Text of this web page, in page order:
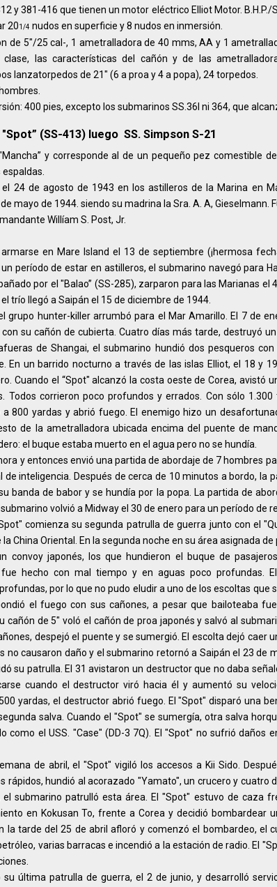
y 381-416 que tienen un motor eléctrico Elliot Motor. B.H.P./
201/4 nudos en superficie y 8 nudos en inmersión.
de 5"/25 cal-, 1 ametralladora de 40 mms, AA y 1
las características del cañón y de las
lanzatorpedos de 21" (6 a proa y 4 a popa), 24 torpedos.
400 pies, excepto los submarinos SS.36I ni 364, que
(SS-413) luego SS. Simpson S-21
y corresponde al de un pequeño pez comestible
24 de agosto de 1943 en los astilleros de la Marina en
mayo de 1944. siendo su madrina la Sra. A. A, Gieselmann.
Willíam S. Post, Jr.
en Mare Island el 13 de septiembre (¡hermosa
período de estar en astilleros, el submarino navegó para
por el "Balao” (SS-285), zarparon para las Marianas el
trío llegó a Saipán el 15 de diciembre de 1944.
grupo hunter-killer arrumbó para el Mar Amarillo. El 7 de
su cañón de cubierta. Cuatro días más tarde, destruyó
de Shangai, el submarino hundió dos pesqueros
En un barrido nocturno a través de las islas Elliot, el 18 y
Cuando el “Spot" alcanzó la costa oeste de Corea, avistó
Todos corrieron poco profundos y errados. Con sólo
800 yardas y abrió fuego. El enemigo hizo un
de la ametralladora ubicada encima del puente de
el buque estaba muerto en el agua pero no se hundía.
y entonces envió una partida de abordaje de 7 hombres
de inteligencia. Después de cerca de 10 minutos a bordo, la
banda de babor y se hundía por la popa. La partida de
volvió a Midway el 30 de enero para un período de
comienza su segunda patrulla de guerra junto con el
China Oriental. En la segunda noche en su área asignada
convoy japonés, los que hundieron el buque de
fue hecho con mal tiempo y en aguas poco profundas.
por lo que no pudo eludir a uno de los escoltas que
el fuego con sus cañones, a pesar que bailoteaba
cañón de 5" voló el cañón de proa japonés y salvó al
despejó el puente y se sumergió. El escolta dejó caer
no causaron daño y el submarino retornó a Saipán el 23 de
su patrulla. El 31 avistaron un destructor que no daba
cuando el destructor viró hacia él y aumentó su
yardas, el destructor abrió fuego. El "Spot" disparó una
salva. Cuando el "Spot" se sumergía, otra salva
como el USS. "Case" (DD-3 7Q). El "Spot" no sufrió daños
de abril, el "Spot" vigiló los accesos a Kii Sido.
rápidos, hundió al acorazado "Yamato", un crucero y cuatro
el submarino patrulló esta área. El "Spot" estuvo de caza
en Kokusan To, frente a Corea y decidió bombardear
la tarde del 25 de abril afloró y comenzó el bombardeo, el
varias barracas e incendió a la estación de radio. El
su última patrulla de guerra, el 2 de junio, y desarrolló